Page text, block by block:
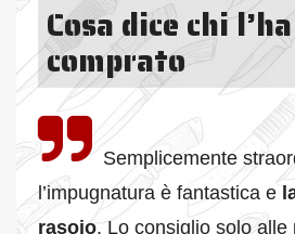
Cosa dice chi l’ha
comprato
Semplicemente
l’impugnatura è fantastica e
rasoio. Lo consiglio solo alle